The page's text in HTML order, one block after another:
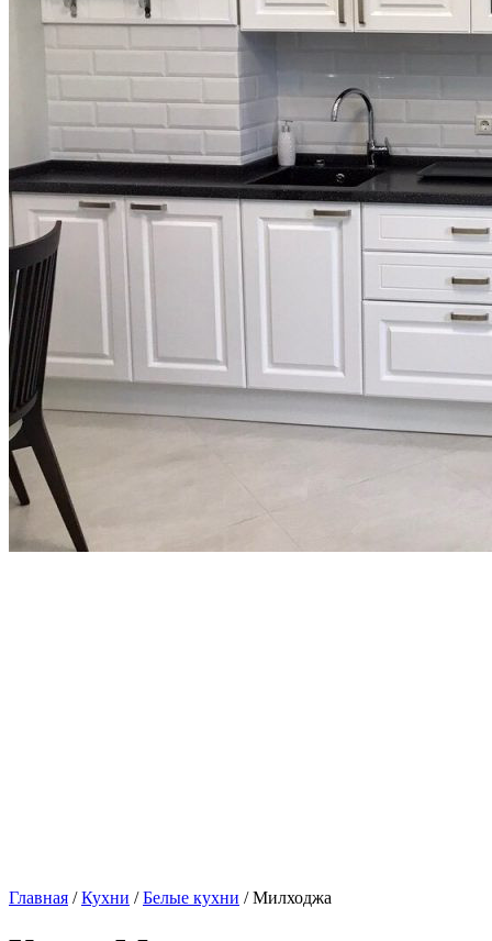
Главная /Кухни /Белые кухни / Милходжа